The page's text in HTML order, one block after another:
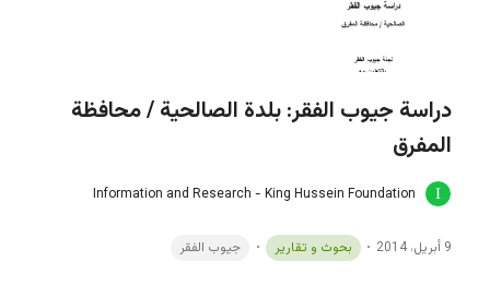
دراسة جيوب الفقر: بلدة الصالحية / محافظة
المفرق
Information and Research - King Hussein Foundation
9 أبريل، 2014 بحوث و تقارير جيوب الفقر